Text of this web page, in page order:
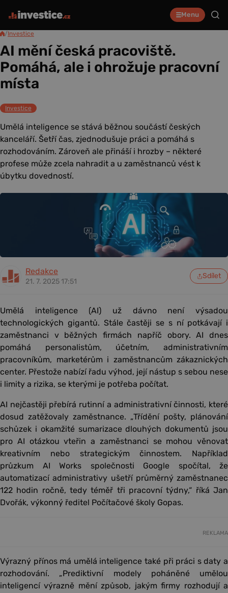
Menu
/Investice
AI mění česká pracoviště.
Pomáhá, ale i ohrožuje pracovní
místa
Investice
Umělá inteligence se stává běžnou součástí českých
kanceláří. Šetří čas, zjednodušuje práci a pomáhá s
rozhodováním. Zároveň ale přináší i hrozby – některé
profese může zcela nahradit a u zaměstnanců vést k
úbytku dovedností.
Redakce
21. 7. 2025 17:51
Sdílet
Umělá inteligence (AI) už dávno není výsadou
technologických gigantů. Stále častěji se s ní potkávají i
zaměstnanci v běžných firmách napříč obory. AI dnes
pomáhá personalistům, účetním, administrativním
pracovníkům, marketérům i zaměstnancům zákaznických
center. Přestože nabízí řadu výhod, její nástup s sebou nese
i limity a rizika, se kterými je potřeba počítat.
AI nejčastěji přebírá rutinní a administrativní činnosti, které
dosud zatěžovaly zaměstnance. „Třídění pošty, plánování
schůzek i okamžité sumarizace dlouhých dokumentů jsou
pro AI otázkou vteřin a zaměstnanci se mohou věnovat
kreativním nebo strategickým činnostem. Například
průzkum AI Works společnosti Google spočítal, že
automatizací administrativy ušetří průměrný zaměstnanec
122 hodin ročně, tedy téměř tři pracovní týdny,“ říká Jan
Dvořák, výkonný ředitel Počítačové školy Gopas.
REKLAMA
Výrazný přínos má umělá inteligence také při práci s daty a
rozhodování. „Prediktivní modely poháněné umělou
inteligencí výrazně mění způsob, jakým firmy rozhodují a